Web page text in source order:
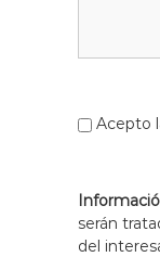
Acepto
serán
del